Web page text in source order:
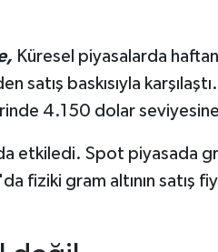
Küresel piyasalarda
satış baskısıyla
4.150 dolar
etkiledi. Spot piyasada
fiziki gram altının satış